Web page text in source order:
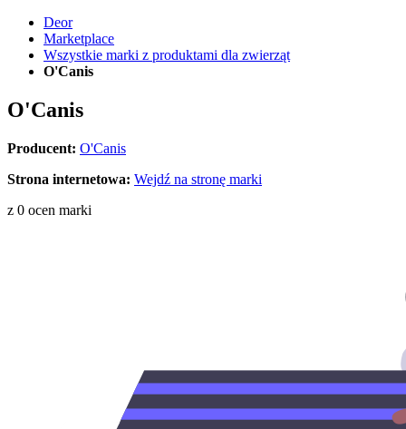
Deor
Marketplace
Wszystkie marki z produktami dla zwierząt
O'Canis
O'Canis
Producent: O'Canis
Strona internetowa: Wejdź na stronę marki
z 0 ocen marki